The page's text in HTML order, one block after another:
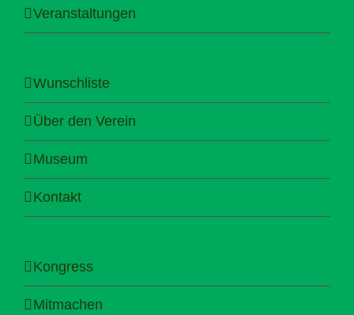
Veranstaltungen
Wunschliste
Über den Verein
Museum
Kontakt
Kongress
Mitmachen